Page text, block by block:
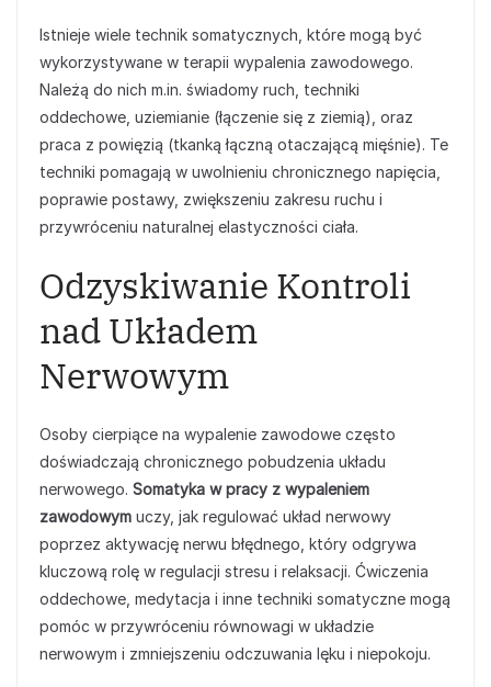
Istnieje wiele technik somatycznych, które mogą być
wykorzystywane w terapii wypalenia zawodowego.
Należą do nich m.in. świadomy ruch, techniki
oddechowe, uziemianie (łączenie się z ziemią), oraz
praca z powięzią (tkanką łączną otaczającą mięśnie). Te
techniki pomagają w uwolnieniu chronicznego napięcia,
poprawie postawy, zwiększeniu zakresu ruchu i
przywróceniu naturalnej elastyczności ciała.
Odzyskiwanie Kontroli
nad Układem
Nerwowym
Osoby cierpiące na wypalenie zawodowe często
doświadczają chronicznego pobudzenia układu
nerwowego. Somatyka w pracy z wypaleniem
zawodowym uczy, jak regulować układ nerwowy
poprzez aktywację nerwu błędnego, który odgrywa
kluczową rolę w regulacji stresu i relaksacji. Ćwiczenia
oddechowe, medytacja i inne techniki somatyczne mogą
pomóc w przywróceniu równowagi w układzie
nerwowym i zmniejszeniu odczuwania lęku i niepokoju.